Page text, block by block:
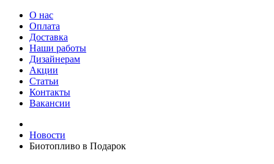
О нас
Оплата
Доставка
Наши работы
Дизайнерам
Акции
Статьи
Контакты
Вакансии
Новости
Биотопливо в Подарок